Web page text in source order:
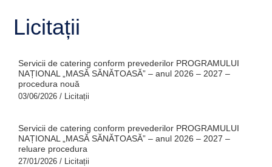
Licitații
Servicii de catering conform prevederilor PROGRAMULUI
NAȚIONAL „MASĂ SĂNĂTOASĂ” – anul 2026 – 2027 –
procedura nouă
03/06/2026 / Licitații
Servicii de catering conform prevederilor PROGRAMULUI
NAȚIONAL „MASĂ SĂNĂTOASĂ” – anul 2026 – 2027 –
reluare procedura
27/01/2026 / Licitații